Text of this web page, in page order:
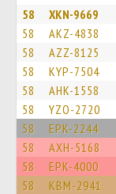
58 XKN-9669
58 AKZ-4838
58 AZZ-8125
58 KYP-7504
58 AHK-1558
58 YZO-2720
58 EPK-2244
58 AXH-5168
58 EPK-4000
58 KBM-2941